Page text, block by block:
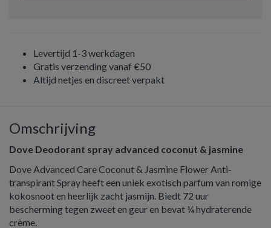
Levertijd 1-3 werkdagen
Gratis verzending vanaf €50
Altijd netjes en discreet verpakt
Omschrijving
Dove Deodorant spray advanced coconut & jasmine
Dove Advanced Care Coconut & Jasmine Flower Anti-
transpirant Spray heeft een uniek exotisch parfum van romige
kokosnoot en heerlijk zacht jasmijn. Biedt 72 uur
bescherming tegen zweet en geur en bevat ¼ hydraterende
crème.